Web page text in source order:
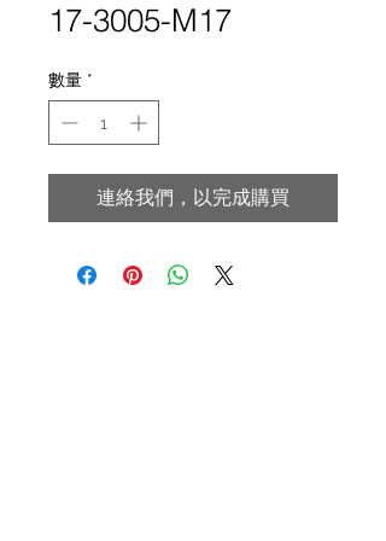
17-3005-M17
數量 *
連絡我們，以完成購買